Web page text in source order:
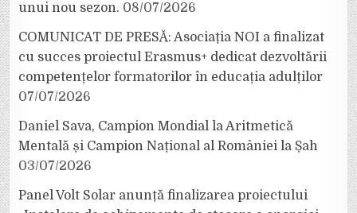
unui nou sezon. 08/07/2026
COMUNICAT DE PRESĂ: Asociația NOI a finalizat
cu succes proiectul Erasmus+ dedicat dezvoltării
competențelor formatorilor în educația adulților
07/07/2026
Daniel Sava, Campion Mondial la Aritmetică
Mentală și Campion Național al României la Șah
03/07/2026
Panel Volt Solar anunță finalizarea proiectului